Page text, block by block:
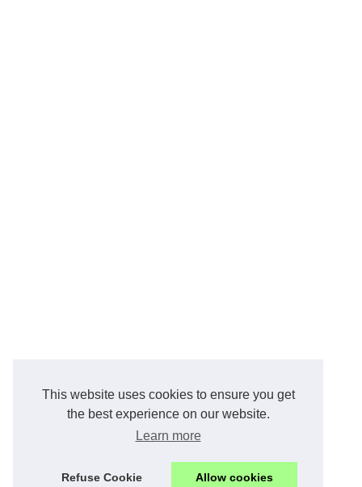
This website uses cookies to ensure you get
the best experience on our website.
Learn more
Refuse Cookie Allow cookies